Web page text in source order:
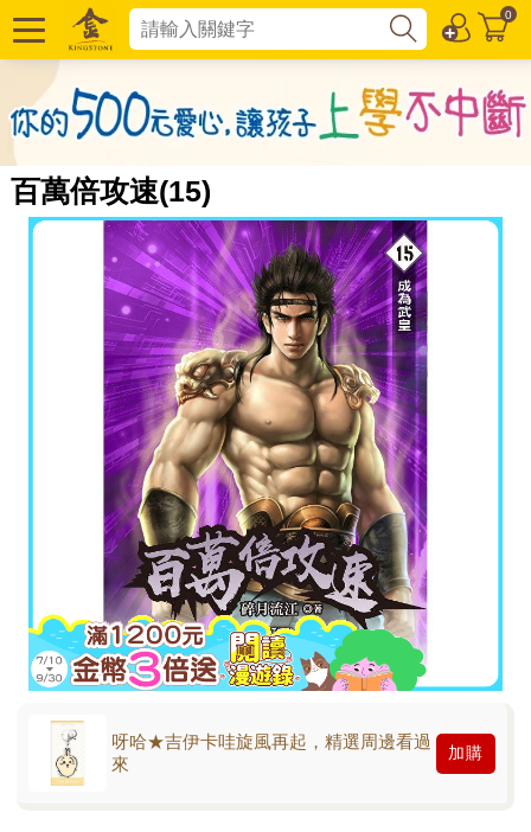
0
百萬倍攻速(15)
呀哈★吉伊卡哇旋風再起，精選周邊看過
來
加購